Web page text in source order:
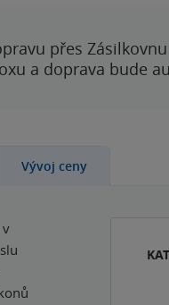
přes
a doprava bude
Vývoj ceny
v